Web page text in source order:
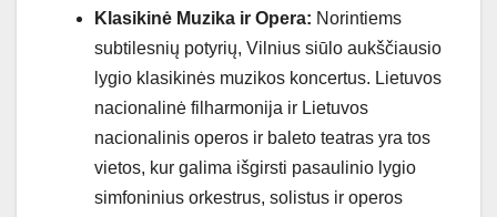
Klasikinė Muzika ir Opera: Norintiems
subtilesnių potyrių, Vilnius siūlo aukščiausio
lygio klasikinės muzikos koncertus. Lietuvos
nacionalinė filharmonija ir Lietuvos
nacionalinis operos ir baleto teatras yra tos
vietos, kur galima išgirsti pasaulinio lygio
simfoninius orkestrus, solistus ir operos